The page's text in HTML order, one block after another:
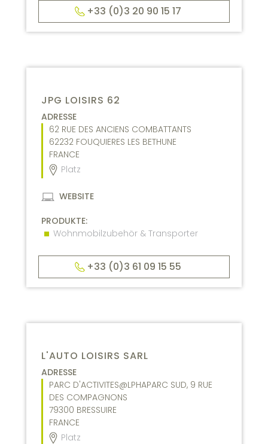
+33 (0)3 20 90 15 17
JPG LOISIRS 62
ADRESSE
62 RUE DES ANCIENS COMBATTANTS
62232 FOUQUIERES LES BETHUNE
FRANCE
Platz
WEBSITE
PRODUKTE:
Wohnmobilzubehör & Transporter
+33 (0)3 61 09 15 55
L'AUTO LOISIRS SARL
ADRESSE
PARC D'ACTIVITES@LPHAPARC SUD, 9 RUE
DES COMPAGNONS
79300 BRESSUIRE
FRANCE
Platz